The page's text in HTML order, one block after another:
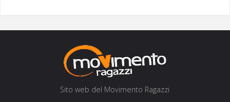
Sito web del Movi­men­to Ragazzi